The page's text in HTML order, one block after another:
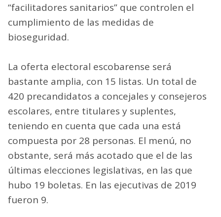
“facilitadores sanitarios” que controlen el
cumplimiento de las medidas de
bioseguridad.
La oferta electoral escobarense será
bastante amplia, con 15 listas. Un total de
420 precandidatos a concejales y consejeros
escolares, entre titulares y suplentes,
teniendo en cuenta que cada una está
compuesta por 28 personas. El menú, no
obstante, será más acotado que el de las
últimas elecciones legislativas, en las que
hubo 19 boletas. En las ejecutivas de 2019
fueron 9.